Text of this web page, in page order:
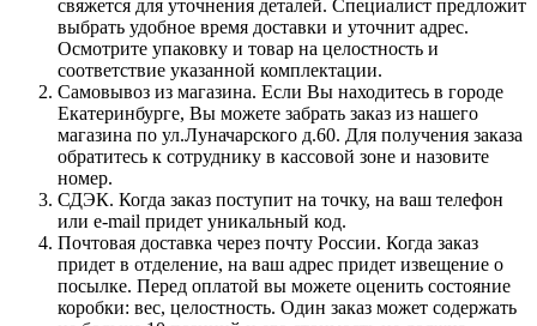
свяжется для уточнения деталей. Специалист предложит
выбрать удобное время доставки и уточнит адрес.
Осмотрите упаковку и товар на целостность и
соответствие указанной комплектации.
Самовывоз из магазина. Если Вы находитесь в городе
Екатеринбурге, Вы можете забрать заказ из нашего
магазина по ул.Луначарского д.60. Для получения заказа
обратитесь к сотруднику в кассовой зоне и назовите
номер.
СДЭК. Когда заказ поступит на точку, на ваш телефон
или e-mail придет уникальный код.
Почтовая доставка через почту России. Когда заказ
придет в отделение, на ваш адрес придет извещение о
посылке. Перед оплатой вы можете оценить состояние
коробки: вес, целостность. Один заказ может содержать